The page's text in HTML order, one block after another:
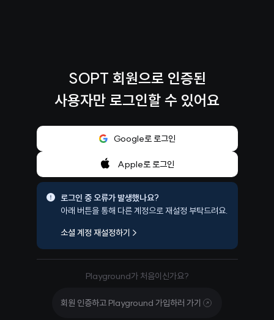
SOPT 회원으로 인증된
사용자만 로그인할 수 있어요
Google로 로그인
Apple로 로그인
로그인 중 오류가 발생했나요?
아래 버튼을 통해 다른 계정으로 재설정 부탁드려요.
소셜 계정 재설정하기 >
Playground가 처음이신가요?
회원 인증하고 Playground 가입하러 가기